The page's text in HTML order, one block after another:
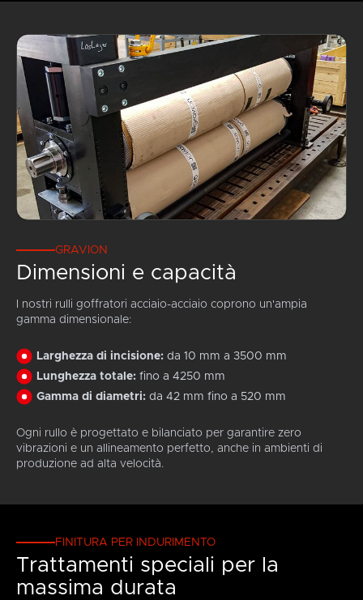
GRAVION
Dimensioni e capacità
I nostri rulli goffratori acciaio-acciaio coprono un'ampia
gamma dimensionale:
Larghezza di incisione: da 10 mm a 3500 mm
Lunghezza totale: fino a 4250 mm
Gamma di diametri: da 42 mm fino a 520 mm
Ogni rullo è progettato e bilanciato per garantire zero
vibrazioni e un allineamento perfetto, anche in ambienti di
produzione ad alta velocità.
FINITURA PER INDURIMENTO
Trattamenti speciali per la
massima durata